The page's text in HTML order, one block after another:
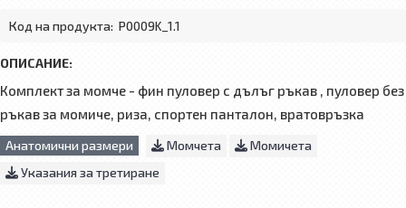
Код на продукта: P0009K_1.1
ОПИСАНИЕ:
Комплект за момче - фин пуловер с дълъг ръкав , пуловер без
ръкав за момиче, риза, спортен панталон, вратовръзка
Анатомични размери Момчета
Момичета
Указания за третиране